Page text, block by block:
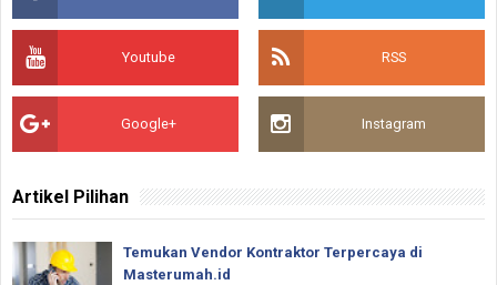
Youtube RSS
Google+ Instagram
Artikel Pilihan
Temukan Vendor Kontraktor Terpercaya di
Masterumah.id